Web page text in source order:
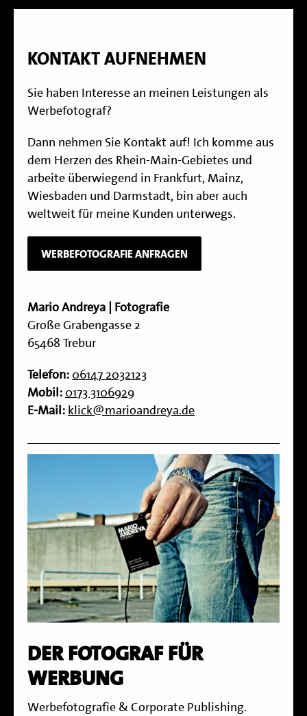
KONTAKT AUFNEHMEN
Sie haben Interesse an meinen Leistungen als
Werbefotograf?
Dann nehmen Sie Kontakt auf! Ich komme aus
dem Herzen des Rhein-Main-Gebietes und
arbeite überwiegend in Frankfurt, Mainz,
Wiesbaden und Darmstadt, bin aber auch
weltweit für meine Kunden unterwegs.
WERBEFOTOGRAFIE ANFRAGEN
Mario Andreya | Fotografie
Große Grabengasse 2
65468 Trebur
Telefon: 06147 2032123
Mobil: 0173 3106929
E-Mail: klick@marioandreya.de
DER FOTOGRAF FÜR
WERBUNG
Werbefotografie & Corporate Publishing.